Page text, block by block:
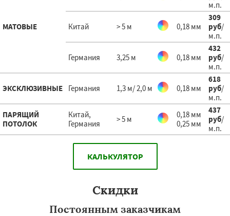
МАТОВЫЕ
м.п.
Китай > 5 м 0,18 мм
309
руб/
м.п.
Германия 3,25 м 0,18 мм
432
руб/
м.п.
ЭКСКЛЮЗИВНЫЕ Германия 1,3 м/ 2,0 м 0,18 мм
618
руб/
м.п.
ПАРЯЩИЙ
ПОТОЛОК
Китай,
Германия
> 5 м
0,18 мм
0,25 мм
437
руб/
м.п.
КАЛЬКУЛЯТОР
Скидки
Постоянным заказчикам